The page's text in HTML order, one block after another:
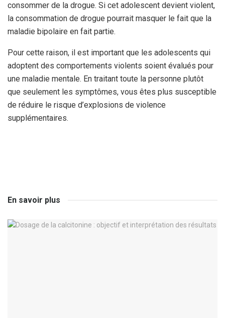
consommer de la drogue. Si cet adolescent devient violent,
la consommation de drogue pourrait masquer le fait que la
maladie bipolaire en fait partie.
Pour cette raison, il est important que les adolescents qui
adoptent des comportements violents soient évalués pour
une maladie mentale. En traitant toute la personne plutôt
que seulement les symptômes, vous êtes plus susceptible
de réduire le risque d’explosions de violence
supplémentaires.
En savoir plus